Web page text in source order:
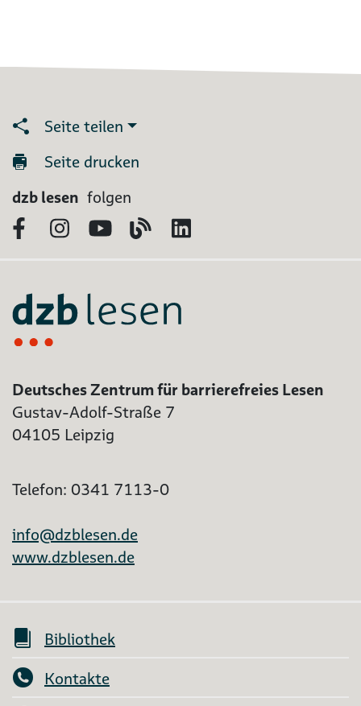
Seite teilen
Seite drucken
dzb lesen folgen
FacebookInstagram
YouTubeBlog
Deutsches Zentrum für barrierefreies Lesen
Gustav-Adolf-Straße 7
04105 Leipzig
Telefon: 0341 7113-0
info@dzblesen.de
www.dzblesen.de
Bibliothek
Kontakte